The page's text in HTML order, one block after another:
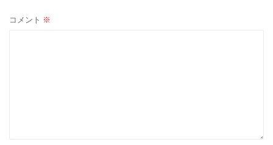
コメント ※